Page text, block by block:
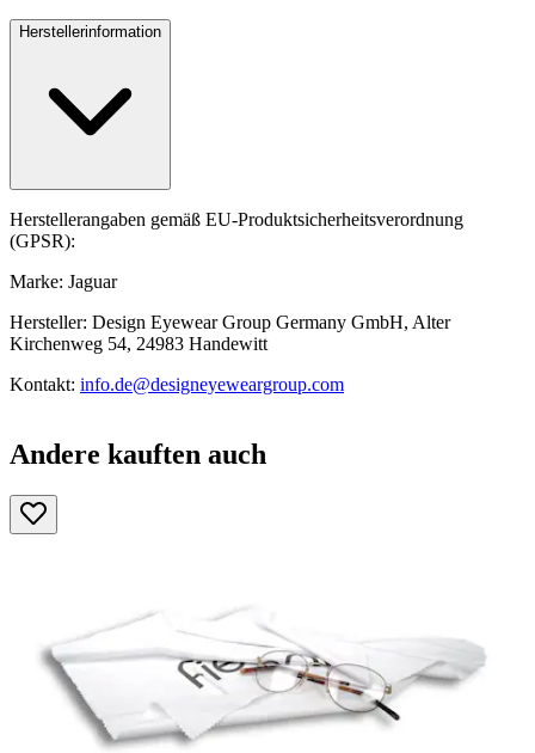
Herstellerinformation
Herstellerangaben gemäß EU-Produktsicherheitsverordnung
(GPSR):
Marke: Jaguar
Hersteller: Design Eyewear Group Germany GmbH, Alter
Kirchenweg 54, 24983 Handewitt
Kontakt: info.de@designeyeweargroup.com
Andere kauften auch